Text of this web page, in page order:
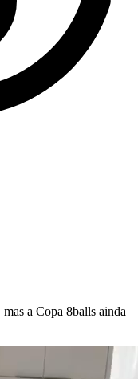
a Copa 8balls ainda